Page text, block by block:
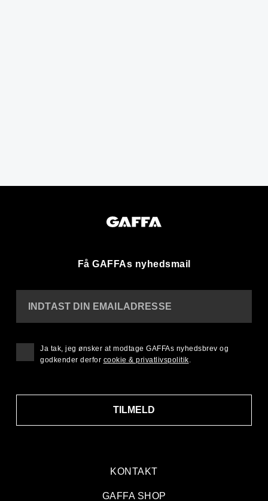
Få GAFFAs nyhedsmail
KONTAKT
GAFFA SHOP
INDTAST DIN EMAILADRESSE
TILMELD
Ja tak, jeg ønsker at modtage GAFFAs nyhedsbrev og
godkender derfor cookie & privatlivspolitik.